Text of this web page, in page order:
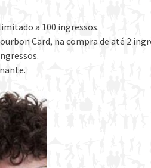
a 100 ingressos.
Card, na compra de até 2